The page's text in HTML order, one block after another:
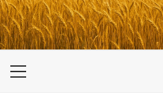
UKRAINE-IS
ПОДОРОЖI ПО УКРАЇНІ
Primary